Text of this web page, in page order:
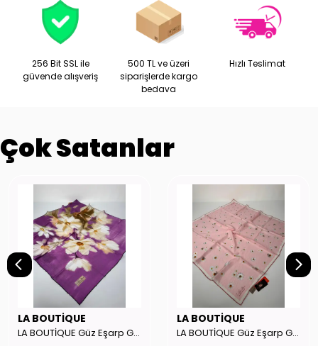
256 Bit SSL ile
güvende alışveriş
500 TL ve üzeri
siparişlerde kargo
bedava
Hızlı Teslimat
Çok Satanlar
LA BOUTİQUE
LA BOUTİQUE Güz Eşarp GYSE262908
LA BOUTİQUE
LA BOUTİQUE Güz Eşarp GYSE130804